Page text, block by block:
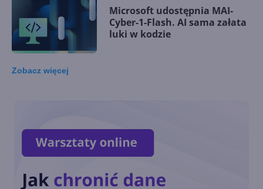
Microsoft udostępnia MAI-
Cyber-1-Flash. AI sama załata
luki w kodzie
Microsoft stawia na własne
modele AI w aplikacjach i
chmurze
Zobacz więcej